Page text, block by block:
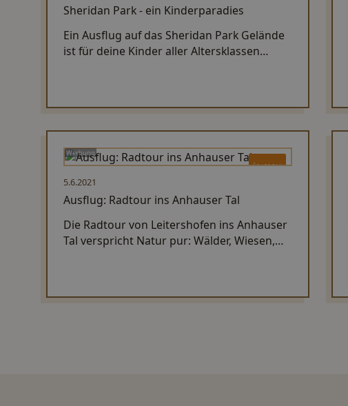
Sheridan Park - ein Kinderparadies
Ein Ausflug auf das Sheridan Park Gelände
ist für deine Kinder aller Altersklassen
Werbung
Erleben
5.6.2021
Ausflug: Radtour ins Anhauser Tal
Die Radtour von Leitershofen ins Anhauser
Tal verspricht Natur pur: Wälder, Wiesen,